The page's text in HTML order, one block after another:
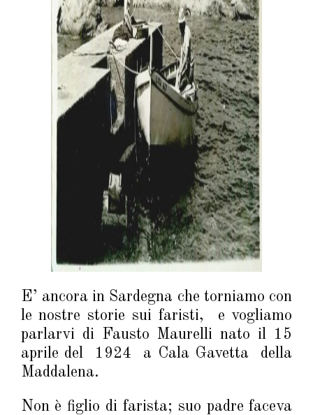
E’ ancora in Sardegna che torniamo con
le nostre storie sui faristi, e vogliamo
parlarvi di Fausto Maurelli nato il 15
aprile del 1924 a Cala Gavetta della
Maddalena.
Non è figlio di farista; suo padre faceva